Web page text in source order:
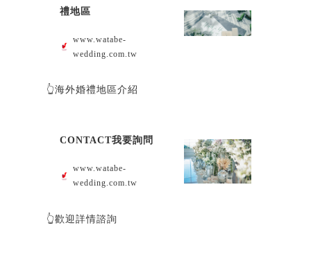
禮地區
www.watabe-
wedding.com.tw
👆海外婚禮地區介紹
CONTACT我要詢問
www.watabe-
wedding.com.tw
👆歡迎詳情諮詢